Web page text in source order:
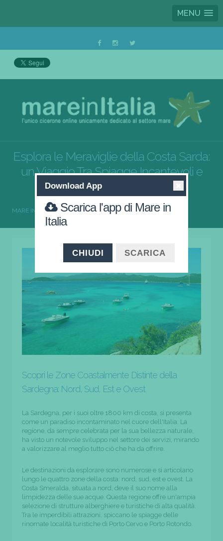
MENU
Esplora le Meraviglie della Costa Sarda:
un Viaggio Tra Spiagge Incantevoli e
Servizi di Eccellenza
MARE IN ITALIA SARDEGNA
Scopri le Zone Coastalmente Distinte della
Sardegna: Nord, Sud, Est e Ovest
La Sardegna, per i suoi oltre 1800 km di costa, si presenta
come un paradiso incontaminato nel cuore dell'Italia. La
regione, da sempre celebrata per la sua bellezza naturale,
ha visto un notevole sviluppo nel settore dei servizi, mirando
a valorizzare al meglio tutto ciò che ha da offrire.
Le destinazioni da esplorare sono numerose e si articolano
lungo le quattro zone della costa: nord, sud, est e ovest. La
Costa Smeralda, situata a nord, deve il suo nome alla
limpidezza delle sue acque. Questa regione offre un'ampia
selezione di strutture alberghiere e turistiche di alta qualità.
Tra le imperdibili attrazioni, spiccano le spiagge delle
rinomate località turistiche di Porto Cervo e Porto Rotondo.
Download App
Scarica l'app di Mare in
Italia
CHIUDI SCARICA